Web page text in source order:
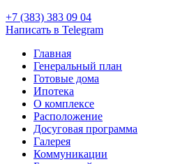
+7 (383) 383 09 04
Написать в Telegram
Главная
Генеральный план
Готовые дома
Ипотека
О комплексе
Расположение
Досуговая программа
Галерея
Коммуникации